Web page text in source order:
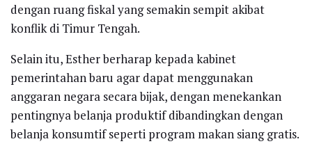
dengan ruang fiskal yang semakin sempit akibat
konflik di Timur Tengah.
Selain itu, Esther berharap kepada kabinet
pemerintahan baru agar dapat menggunakan
anggaran negara secara bijak, dengan menekankan
pentingnya belanja produktif dibandingkan dengan
belanja konsumtif seperti program makan siang gratis.